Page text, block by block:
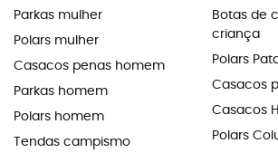
Parkas mulher
Polars mulher
Casacos penas homem
Parkas homem
Polars homem
Tendas campismo
Botas de
criança
Polars
Casacos
Casacos
Polars